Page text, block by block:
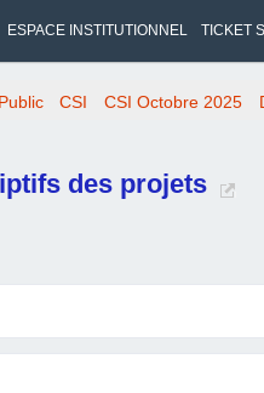
ESPACE INSTITUTIONNEL TICKET
CSI CSI Octobre 2025
des projets